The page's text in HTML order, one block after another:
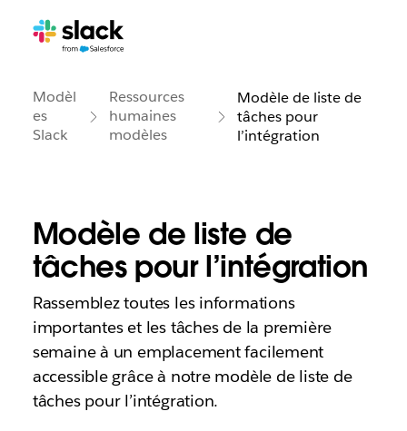
Modèl
es
Slack
Ressources
humaines
modèles
Modèle de liste de
tâches pour
l’intégration
Modèle de liste de
tâches pour l’intégration
Rassemblez toutes les informations
importantes et les tâches de la première
semaine à un emplacement facilement
accessible grâce à notre modèle de liste de
tâches pour l’intégration.